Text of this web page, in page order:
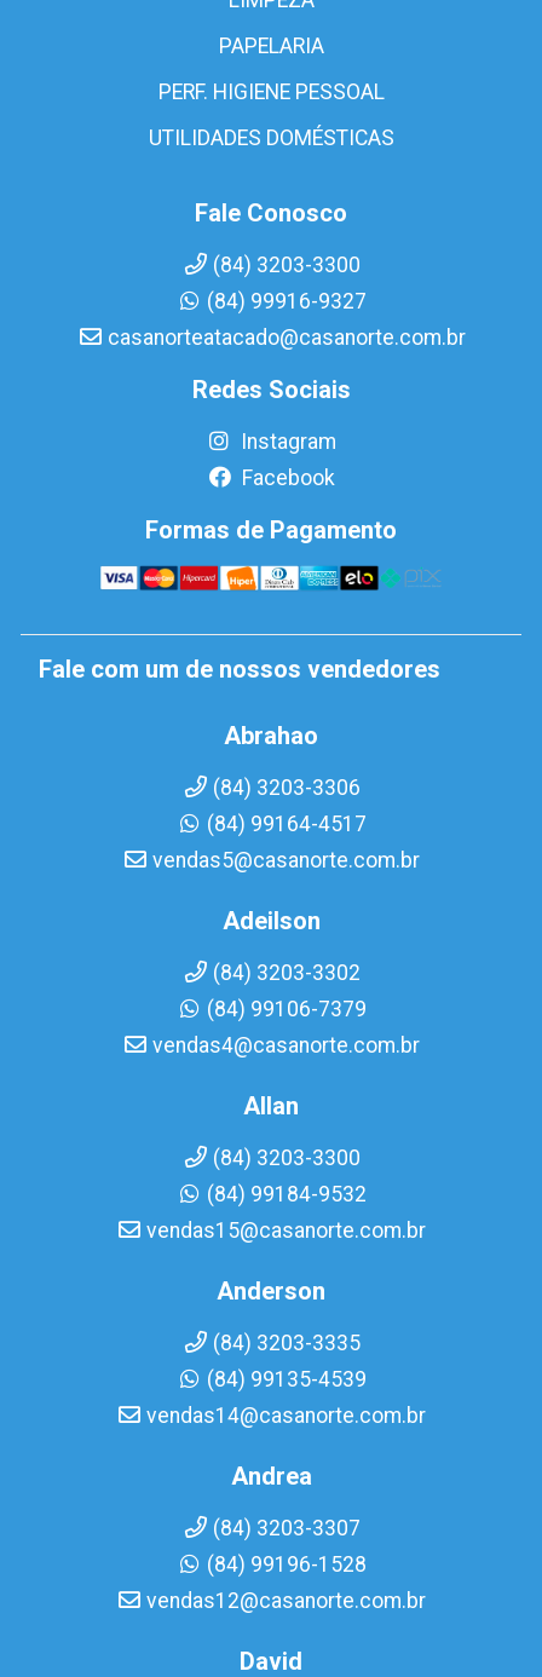
PAPELARIA
PERF. HIGIENE PESSOAL
UTILIDADES DOMÉSTICAS
Fale Conosco
(84) 3203-3300
(84) 99916-9327
casanorteatacado@casanorte.com.br
Redes Sociais
Instagram
Facebook
Formas de Pagamento
Fale com um de nossos vendedores
Abrahao
(84) 3203-3306
(84) 99164-4517
vendas5@casanorte.com.br
Adeilson
(84) 3203-3302
(84) 99106-7379
vendas4@casanorte.com.br
Allan
(84) 3203-3300
(84) 99184-9532
vendas15@casanorte.com.br
Anderson
(84) 3203-3335
(84) 99135-4539
vendas14@casanorte.com.br
Andrea
(84) 3203-3307
(84) 99196-1528
vendas12@casanorte.com.br
David